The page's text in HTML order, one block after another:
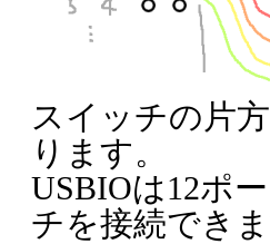
スイッチの片
ります。
USBIOは12ポ
チを接続できま